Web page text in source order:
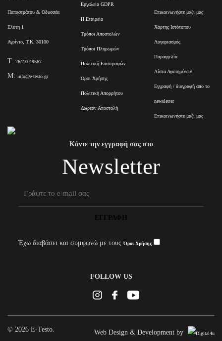
Παπαστράτου & Οδυσσέα
Ελύτη 1
Αγρίνιο, Τ.Κ. 30100
T: 26410 49567
M: info@e-testo.gr
Εργαλεία GDPR
Η Εταιρεία
Τρόποι Αποστολών
Τρόποι Πληρωμών
Πολιτική Επιστροφών
Όροι Χρήσης
Πολιτική Απορρήτου
Δωρεάν Αποστολή
Επικοινωνήστε μαζί μας
Χάρτης Ιστότοπου
Λογαριασμός
Παραγγελία
Λίστα Αγαπημένων
Εγγραφή / διαγραφή απο το
newsletter
Επικοινωνήστε μαζί μας
Κάντε την εγγραφή σας στο
Newsletter
ΕΓΓΡΑΦΉ
Έχω διαβάσει και συμφωνώ με τουςΌροι Χρήσης
FOLLOW US
InstagramFacebook Youtube
© 2026 E-Testo. Web Design & Development by